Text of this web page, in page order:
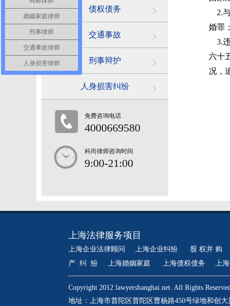
债权债务
交通事故
刑事辩护
人身损害纠纷
免费咨询电话
4000669580
科尚律师咨询时间
9:00-21:00
2.与
婚罪
3.违
六十
况，
上海法律服务项目
上海企业法律顾问 上海企业纠纷 股 权并 购
产 纠 纷
上海婚姻家庭 上海债权债务 上
Copyright 2012 lawyershanghai.net. All Rights
地址：上海市普陀区普陀区曹杨路450号绿地和创大
婚姻家庭律师
刑事律师
交通事故律师
人身损害律师